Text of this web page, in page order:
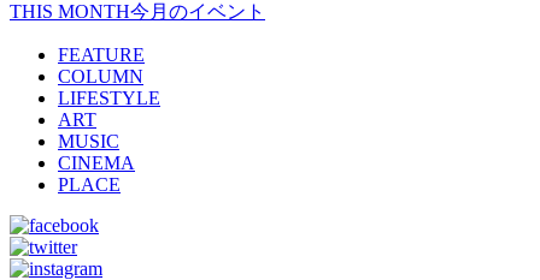
THIS MONTH今月のイベント
FEATURE
COLUMN
LIFESTYLE
ART
MUSIC
CINEMA
PLACE